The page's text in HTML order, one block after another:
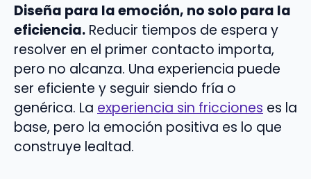
Diseña para la emoción, no solo para la
eficiencia. Reducir tiempos de espera y
resolver en el primer contacto importa,
pero no alcanza. Una experiencia puede
ser eficiente y seguir siendo fría o
genérica. La experiencia sin fricciones es la
base, pero la emoción positiva es lo que
construye lealtad.